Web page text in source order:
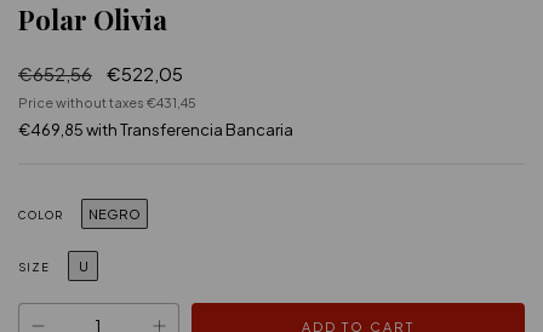
Polar Olivia
€652,56 €522,05
Price without taxes €431,45
€469,85withTransferencia Bancaria
COLOR NEGRO
SIZE U